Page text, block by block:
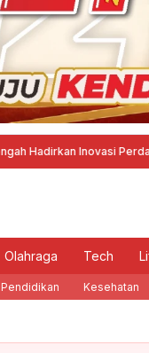
Inovasi Perdana
Olahraga Tech
Pendidikan Kesehatan